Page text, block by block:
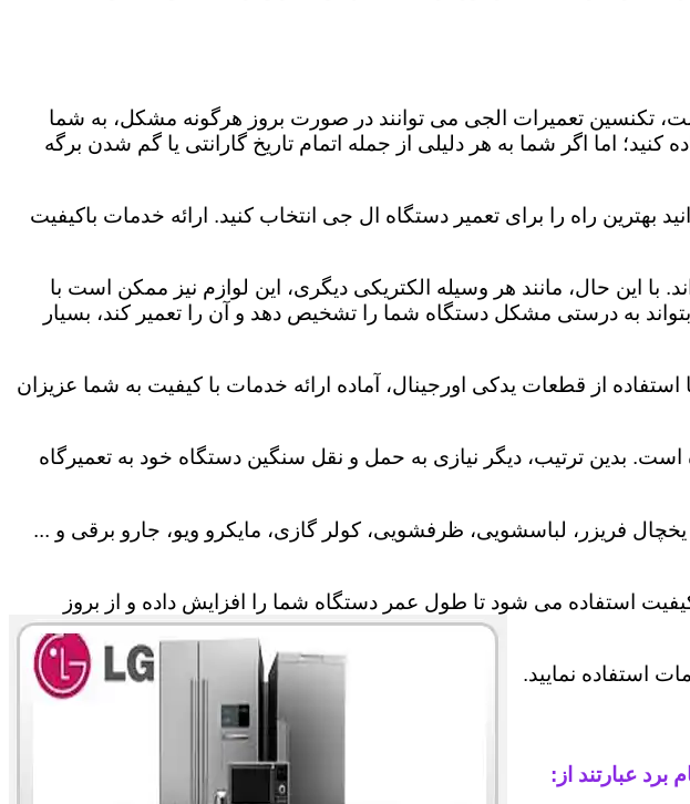
تکنسین تعمیرات الجی می توانند در صورت بروز هرگونه مشکل، به شما
اما اگر شما به هر دلیلی از جمله اتمام تاریخ گارانتی یا گم شدن برگه
راه را برای تعمیر دستگاه ال جی انتخاب کنید. ارائه خدمات باکیفیت
با این حال، مانند هر وسیله الکتریکی دیگری، این لوازم نیز ممکن است با
به درستی مشکل دستگاه شما را تشخیص دهد و آن را تعمیر کند، بسیار
از قطعات یدکی اورجینال، آماده ارائه خدمات با کیفیت به شما عزیزان
بدین ترتیب، دیگر نیازی به حمل و نقل سنگین دستگاه خود به تعمیرگاه
فریزر، لباسشویی، ظرفشویی، کولر گازی، مایکرو ویو، جارو برقی و ...
استفاده می شود تا طول عمر دستگاه شما را افزایش داده و از بروز
استفاده نمایید.
عبارتند از: